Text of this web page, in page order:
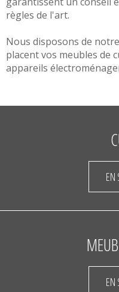
règles de l'art.
Nous disposons de
placent vos meubles de
appareils
EN
EN